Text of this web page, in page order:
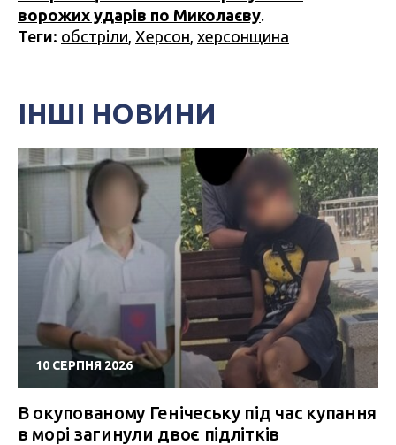
ворожих ударів по Миколаєву.
Теги: обстріли Херсон херсонщина
ІНШІ НОВИНИ
10 СЕРПНЯ 2026
В окупованому Генічеську під час купання
в морі загинули двоє підлітків